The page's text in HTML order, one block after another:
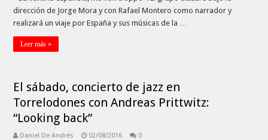
dirección de Jorge Mora y con Rafael Montero como narrador y
realizará un viaje por España y sus músicas de la …
Leer más »
El sábado, concierto de jazz en
Torrelodones con Andreas Prittwitz:
“Looking back”
Daniel De Andrés 02/08/2016 0